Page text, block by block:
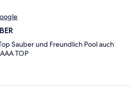
Sauber und Freundlich Pool auch
TOP